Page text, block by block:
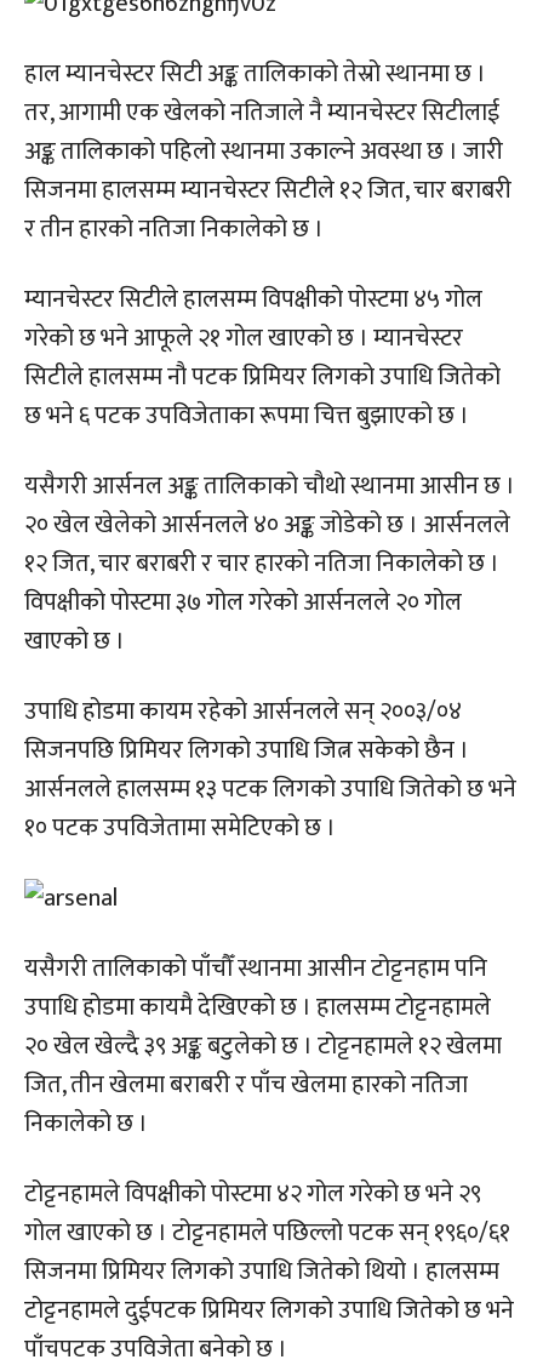
हाल म्यानचेस्टर सिटी अङ्क तालिकाको तेस्रो स्थानमा छ ।
तर, आगामी एक खेलको नतिजाले नै म्यानचेस्टर सिटीलाई
अङ्क तालिकाको पहिलो स्थानमा उकाल्ने अवस्था छ । जारी
सिजनमा हालसम्म म्यानचेस्टर सिटीले १२ जित, चार बराबरी
र तीन हारको नतिजा निकालेको छ ।
म्यानचेस्टर सिटीले हालसम्म विपक्षीको पोस्टमा ४५ गोल
गरेको छ भने आफूले २१ गोल खाएको छ । म्यानचेस्टर
सिटीले हालसम्म नौ पटक प्रिमियर लिगको उपाधि जितेको
छ भने ६ पटक उपविजेताका रूपमा चित्त बुझाएको छ ।
यसैगरी आर्सनल अङ्क तालिकाको चौथो स्थानमा आसीन छ ।
२० खेल खेलेको आर्सनलले ४० अङ्क जोडेको छ । आर्सनलले
१२ जित, चार बराबरी र चार हारको नतिजा निकालेको छ ।
विपक्षीको पोस्टमा ३७ गोल गरेको आर्सनलले २० गोल
खाएको छ ।
उपाधि होडमा कायम रहेको आर्सनलले सन् २००३/०४
सिजनपछि प्रिमियर लिगको उपाधि जित्न सकेको छैन ।
आर्सनलले हालसम्म १३ पटक लिगको उपाधि जितेको छ भने
१० पटक उपविजेतामा समेटिएको छ ।
यसैगरी तालिकाको पाँचौँ स्थानमा आसीन टोट्टनहाम पनि
उपाधि होडमा कायमै देखिएको छ । हालसम्म टोट्टनहामले
२० खेल खेल्दै ३९ अङ्क बटुलेको छ । टोट्टनहामले १२ खेलमा
जित, तीन खेलमा बराबरी र पाँच खेलमा हारको नतिजा
निकालेको छ ।
टोट्टनहामले विपक्षीको पोस्टमा ४२ गोल गरेको छ भने २९
गोल खाएको छ । टोट्टनहामले पछिल्लो पटक सन् १९६०/६१
सिजनमा प्रिमियर लिगको उपाधि जितेको थियो । हालसम्म
टोट्टनहामले दुईपटक प्रिमियर लिगको उपाधि जितेको छ भने
पाँचपटक उपविजेता बनेको छ ।